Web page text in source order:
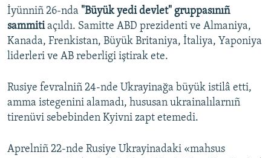
İyünniñ 26-nda "Büyük yedi devlet" gruppasınıñ
sammitiaçıldı. Samitte ABD prezidenti ve Almaniya,
Kanada, Frenkistan, Büyük Britaniya, İtaliya, Yaponiya
liderleri ve AB reberligi iştirak ete.
Rusiye fevralniñ 24-nde Ukrayinağa büyük istilâ etti,
amma istegenini alamadı, hususan ukrainalılarnıñ
tirenüvi sebebinden Kyivni zapt etemedi.
Aprelniñ 22-nde Rusiye Ukrayinadaki «mahsus